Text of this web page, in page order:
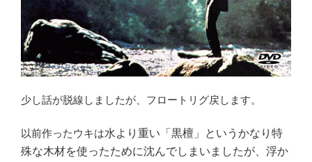
少し話が脱線しましたが、フロートリグ戻します。
以前作ったウキは水より重い 「黒檀」というかなり特
殊な木材を使ったために沈んでしまいましたが、浮か